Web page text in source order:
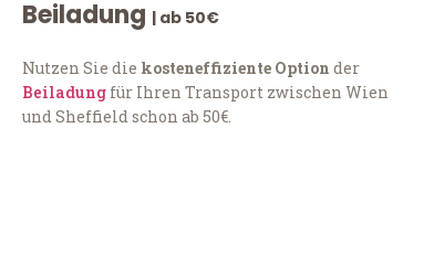
Beiladung | ab 50€
Nutzen Sie die kosteneffiziente Option der
Beiladung für Ihren Transport zwischen Wien
und Sheffield schon ab 50€.